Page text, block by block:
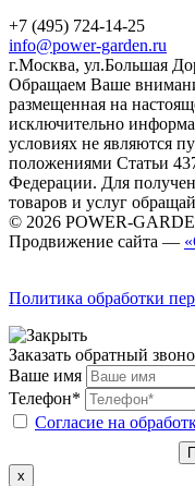
+7 (495) 724-14-25
info@power-garden.ru
г.Москва, ул.Большая
Обращаем Ваше
размещенная на
исключительно
условиях не являются
положениями Статьи
Федерации. Для
товаров и услуг
© 2026 POWER-
Продвижение сайта —
Политика обработки
Заказать обратный
Ваше имя
Телефон*
Согласие на
x